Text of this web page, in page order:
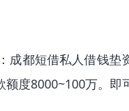
成都短借私人借钱垫
度8000~100万。即